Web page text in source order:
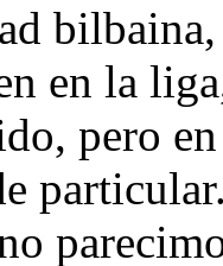
en la
pero